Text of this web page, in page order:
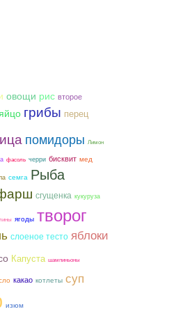
овощи рис второе
грибы перец
помидоры Лимон
фасоль черри бисквит мед
семга Рыба
сгущенка кукуруза
ягоды творог
слоеное тесто яблоки
Капуста шампиньоны
какао котлеты суп
изюм